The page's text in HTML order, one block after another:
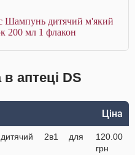
Шампунь дитячий м'який
200 мл 1 флакон
аптеці DS
Ціна
2в1 для
120.00
грн